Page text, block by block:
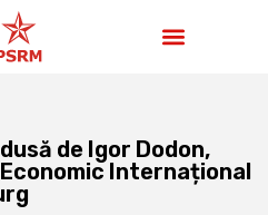
de Igor Dodon,
Internațional